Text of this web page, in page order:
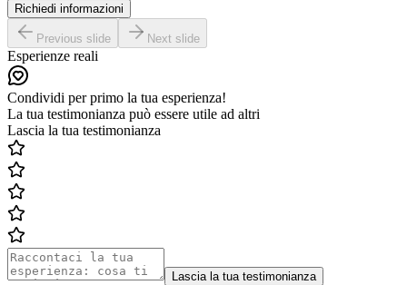
Richiedi informazioni
Previous slide Next slide
Esperienze reali
Condividi per primo la tua esperienza!
La tua testimonianza può essere utile ad altri
Lascia la tua testimonianza
Lascia la tua testimonianza